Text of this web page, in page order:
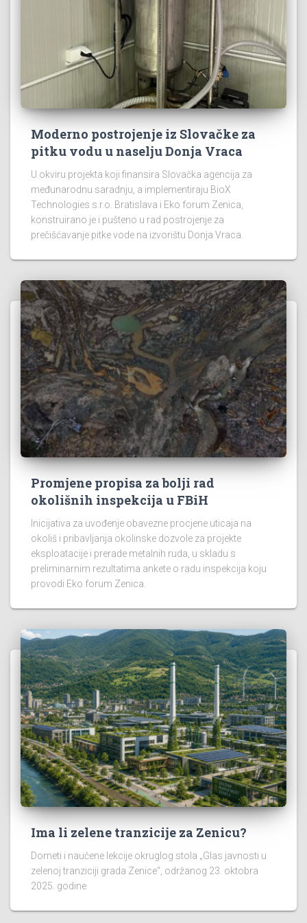
Moderno postrojenje iz Slovačke za
pitku vodu u naselju Donja Vraca
U okviru projekta koji finansira Slovačka agencija za
međunarodnu saradnju, a implementiraju BioX
Technologies s.r.o. Bratislava i Eko forum Zenica,
konstruirano je i pušteno u rad postrojenje za
prečišćavanje pitke vode na izvorištu Donja Vraca.
Promjene propisa za bolji rad
okolišnih inspekcija u FBiH
Inicijativa za uvođenje obavezne procjene uticaja na
okoliš i pribavljanja okolinske dozvole za projekte
eksploatacije i prerade metalnih ruda, u skladu s
preliminarnim rezultatima ankete o radu inspekcija koju
provodi Eko forum Zenica.
Ima li zelene tranzicije za Zenicu?
Dometi i naučene lekcije okruglog stola „Glas javnosti u
zelenoj tranziciji grada Zenice“, održanog 23. oktobra
2025. godine